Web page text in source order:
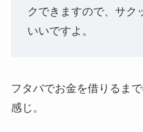
クできますので、サク
いいですよ。
フタバでお金を借りるま
感じ。